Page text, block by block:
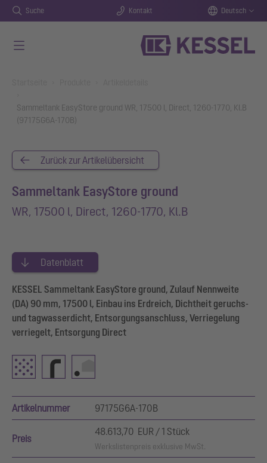
Suche Kontakt Deutsch
Sammeltank EasyStore ground WR, 17500 l, Direct, 1260-1770, Kl.B
(97175G6A-170B)
Zurück zur Artikelübersicht
Sammeltank EasyStore ground
WR, 17500 l, Direct, 1260-1770, Kl.B
Datenblatt
KESSEL Sammeltank EasyStore ground, Zulauf Nennweite
(DA) 90 mm, 17500 l, Einbau ins Erdreich, Dichtheit geruchs-
und tagwasserdicht, Entsorgungsanschluss, Verriegelung
verriegelt, Entsorgung Direct
Artikelnummer 97175G6A-170B
Preis
48.613,70 EUR / 1 Stück
Werkslistenpreis exklusive MwSt.